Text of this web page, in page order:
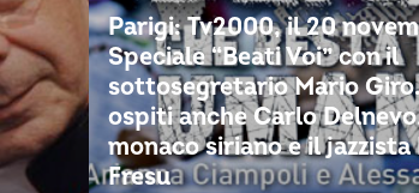
Parigi: Tv2000, il 20
Speciale “Beati Voi” con il
sottosegretario Mario
ospiti anche Carlo
monaco siriano e il jazzista
Fresu